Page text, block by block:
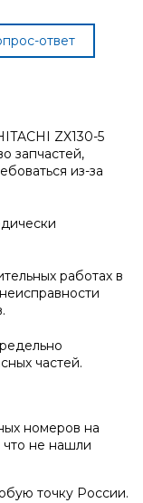
ответ
ZX130-5
запчастей,
из-за
работах в
частей.
номеров на
не нашли
точку России.